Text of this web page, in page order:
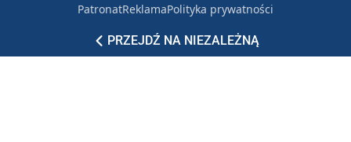
PRZEJDŹ NA NIEZALEŻNĄ
PatronatReklamaPolityka prywatności